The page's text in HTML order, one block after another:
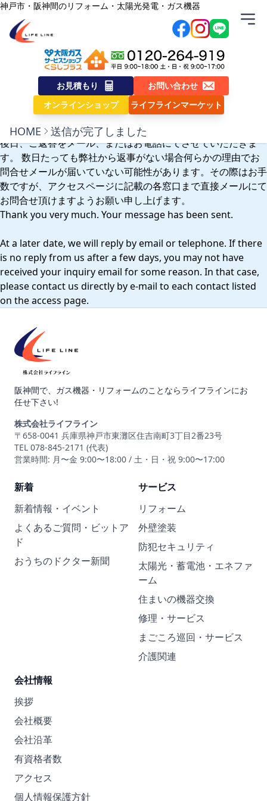
内容をスキップ
神戸市・阪神間のリフォーム・太陽光発電・ガス機器
株式会社ライフライン
お見積もり
お問い合わせ
オンラインショップ
ライフラインマーケット
HOME 送信が完了しました
送信が完了しました
ありがとうございます。
メッセージは送信されました。
後日、ご返答をメール、またはお電話にてさせていただきま
す。 数日たっても弊社から返事がない場合何らかの理由でお
問合せメールが届いていない可能性があります。その際はお手
数ですが、アクセスページに記載の各窓口まで直接メールにて
お問合せ頂けますようお願い申し上げます。
Thank you very much. Your message has been sent.
At a later date, we will reply by email or telephone. If there
is no reply from us after a few days, you may not have
received your inquiry email for some reason. In that case,
please contact us directly by e-mail to each contact listed
on the access page.
阪神間で、ガス機器・リフォームのことならライフラインにお
任せ下さい!
株式会社ライフライン
〒658-0041 兵庫県神戸市東灘区住吉南町3丁目2番23号
TEL 078-845-2171 (代表)
営業時間: 月〜金 9:00〜18:00 / 土・日・祝 9:00〜17:00
新着
新着情報・イベント
よくあるご質問・ビットア
ド
おうちのドクター新聞
サービス
リフォーム
外壁塗装
防犯セキュリティ
太陽光・蓄電池・エネファ
ーム
住まいの機器交換
修理・サービス
まごころ巡回・サービス
介護関連
会社情報
挨拶
会社概要
会社沿革
有資格者数
アクセス
個人情報保護方針